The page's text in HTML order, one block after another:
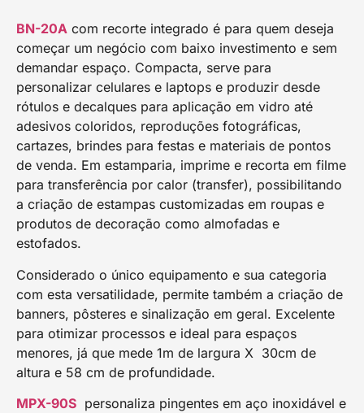
BN-20A com recorte integrado é para quem deseja
começar um negócio com baixo investimento e sem
demandar espaço. Compacta, serve para
personalizar celulares e laptops e produzir desde
rótulos e decalques para aplicação em vidro até
adesivos coloridos, reproduções fotográficas,
cartazes, brindes para festas e materiais de pontos
de venda. Em estamparia, imprime e recorta em filme
para transferência por calor (transfer), possibilitando
a criação de estampas customizadas em roupas e
produtos de decoração como almofadas e
estofados.
Considerado o único equipamento e sua categoria
com esta versatilidade, permite também a criação de
banners, pôsteres e sinalização em geral. Excelente
para otimizar processos e ideal para espaços
menores, já que mede 1m de largura X 30cm de
altura e 58 cm de profundidade.
MPX-90S personaliza pingentes em aço inoxidável e